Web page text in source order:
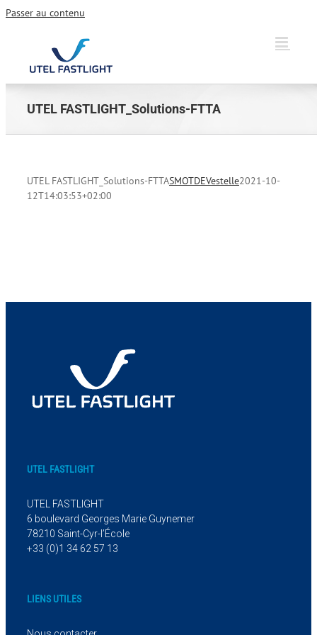
Passer au contenu
UTEL FASTLIGHT_Solutions-FTTA
UTEL FASTLIGHT_Solutions-FTTASMOTDEVestelle2021-10-
12T14:03:53+02:00
UTEL FASTLIGHT
UTEL FASTLIGHT
6 boulevard Georges Marie Guynemer
78210 Saint-Cyr-l’École
+33 (0)1 34 62 57 13
LIENS UTILES